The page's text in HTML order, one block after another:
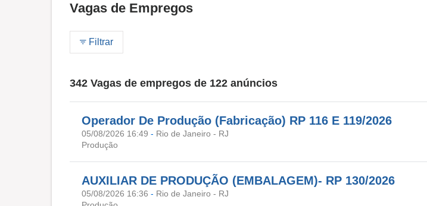
Vagas de Empregos
Filtrar
342 Vagas de empregos de 122 anúncios
Operador De Produção (Fabricação) RP 116 E 119/2026
05/08/2026 16:49 - Rio de Janeiro - RJ
Produção
AUXILIAR DE PRODUÇÃO (EMBALAGEM)- RP 130/2026
05/08/2026 16:36 - Rio de Janeiro - RJ